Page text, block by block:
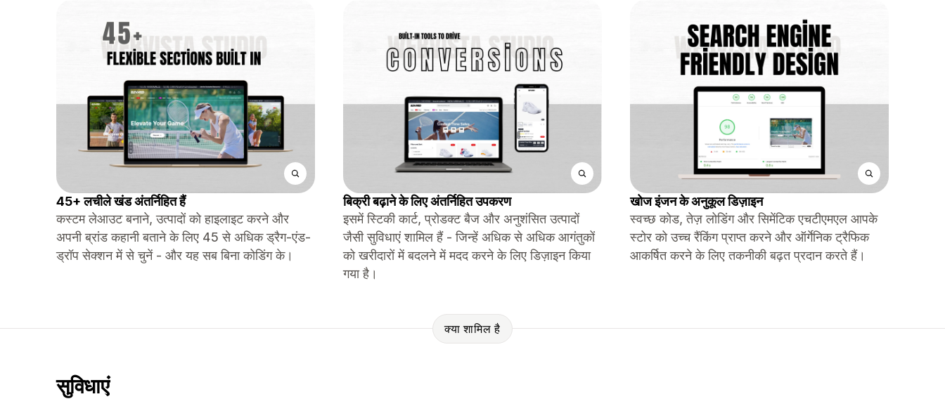
45+ लचीले खंड अंतर्निहित हैं
कस्टम लेआउट बनाने, उत्पादों को हाइलाइट करने और
अपनी ब्रांड कहानी बताने के लिए 45 से अधिक ड्रैग-एंड-
ड्रॉप सेक्शन में से चुनें - और यह सब बिना कोडिंग के।
बिक्री बढ़ाने के लिए अंतर्निहित उपकरण
इसमें स्टिकी कार्ट, प्रोडक्ट बैज और अनुशंसित उत्पादों
जैसी सुविधाएं शामिल हैं - जिन्हें अधिक से अधिक आगंतुकों
को खरीदारों में बदलने में मदद करने के लिए डिज़ाइन किया
गया है।
खोज इंजन के अनुकूल डिज़ाइन
स्वच्छ कोड, तेज़ लोडिंग और सिमेंटिक एचटीएमएल आपके
स्टोर को उच्च रैंकिंग प्राप्त करने और ऑर्गेनिक ट्रैफिक
आकर्षित करने के लिए तकनीकी बढ़त प्रदान करते हैं।
क्या शामिल है
सुविधाएं